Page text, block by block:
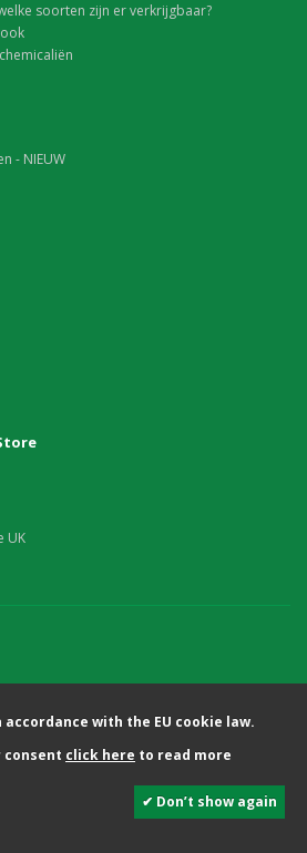
soorten zijn er verkrijgbaar?
- NIEUW
UK
with the EU cookie law.
consent click here to read more
✔ Don’t show again